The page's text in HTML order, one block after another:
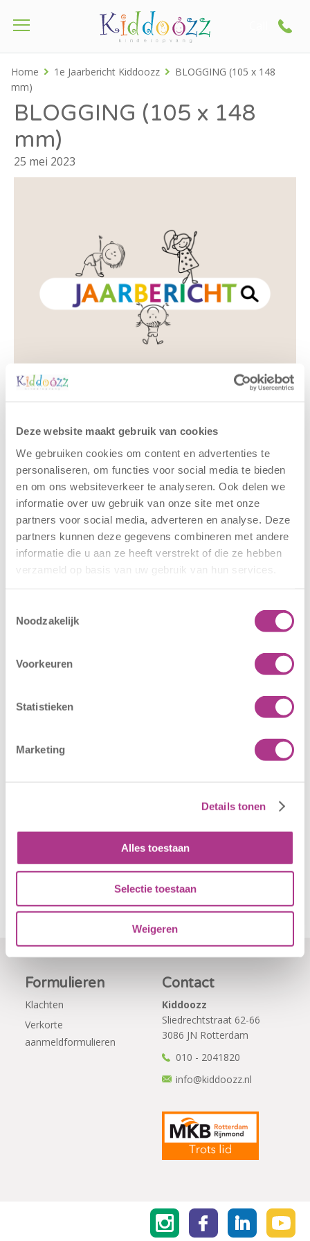
Deze website maakt gebruik van cookies
We gebruiken cookies om content en advertenties te
personaliseren, om functies voor social media te bieden
en om ons websiteverkeer te analyseren. Ook delen we
informatie over uw gebruik van onze site met onze
partners voor social media, adverteren en analyse. Deze
partners kunnen deze gegevens combineren met andere
informatie die u aan ze heeft verstrekt of die ze hebben
verzameld op basis van uw gebruik van hun services.
Noodzakelijk
Voorkeuren
Statistieken
Marketing
Details tonen
Alles toestaan
Selectie toestaan
Weigeren
Home 1e Jaarbericht Kiddoozz
BLOGGING (105 x 148
mm)
BLOGGING (105 x 148
mm)
25 mei 2023
Gerelateerde berichten
– Sport BSO
Oldegaarde
opent op 1
het sportief zijn?
Sport BSO
Per 1
CODE ROOD
weeralarm voor
2026, zullen alle
Kiddoozz
morgen gesloten
blijven. Bijgaand
bericht is zojuist
aan…
Formulieren
Klachten
Verkorte
aanmeldformulieren
Contact
Kiddoozz
Sliedrechtstraat 62-66
3086 JN Rotterdam
010 - 2041820
info@kiddoozz.nl